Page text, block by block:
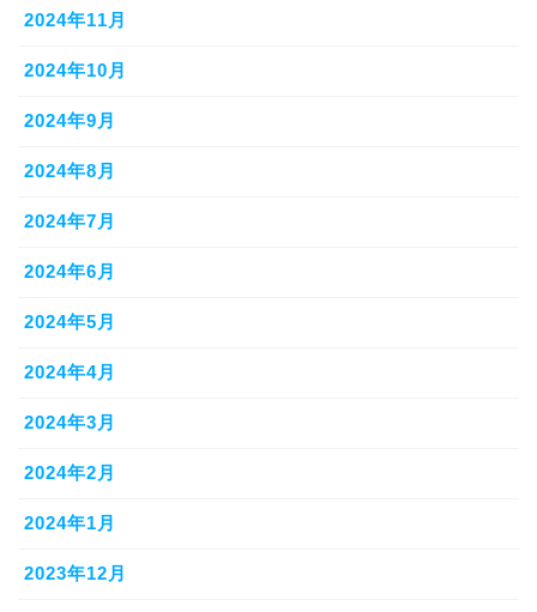
2024年11月
2024年10月
2024年9月
2024年8月
2024年7月
2024年6月
2024年5月
2024年4月
2024年3月
2024年2月
2024年1月
2023年12月